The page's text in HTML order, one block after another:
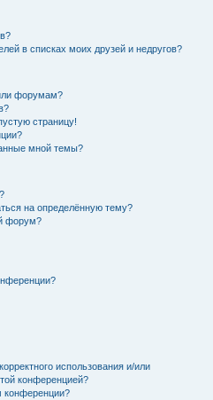
в списках моих друзей и недругов?
форумам?
страницу!
мной темы?
на определённую тему?
форум?
использования и/или
конференцией?
конференции?